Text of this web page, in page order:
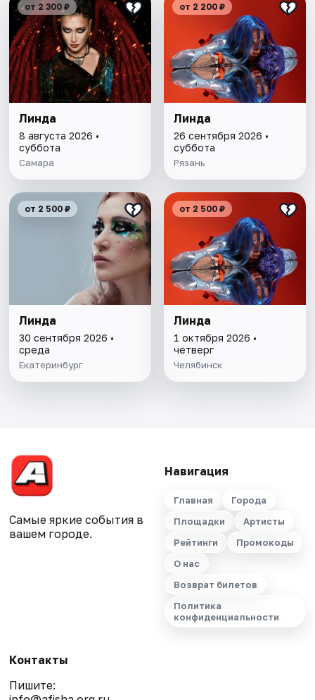
от 2 300 ₽
Линда
8 августа 2026 •
суббота
Самара
от 2 200 ₽
Линда
26 сентября 2026 •
суббота
Рязань
от 2 500 ₽
Линда
30 сентября 2026 •
среда
Екатеринбург
от 2 500 ₽
Линда
1 октября 2026 •
четверг
Челябинск
Самые яркие события в
вашем городе.
Навигация
Главная
Города
Площадки
Артисты
Рейтинги
Промокоды
О нас
Возврат билетов
Политика
конфиденциальности
Контакты
Пишите: